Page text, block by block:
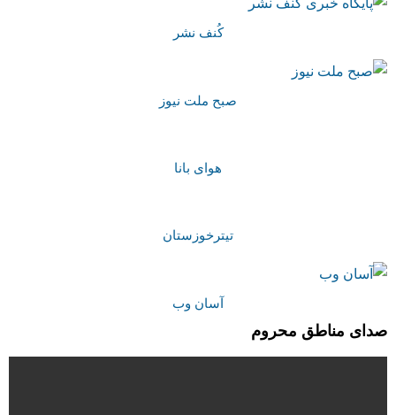
کُنف نشر
صبح ملت نیوز
هوای بانا
تیترخوزستان
آسان وب
صدای مناطق محروم